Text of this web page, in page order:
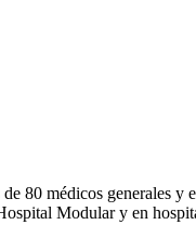
80 médicos generales
Modular y en